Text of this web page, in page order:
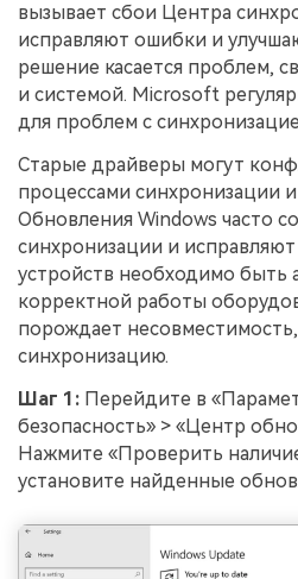
вызывает сбои Центра
исправляют ошибки и
решение касается проблем,
и системой. Microsoft
для проблем с
Старые драйверы могут
процессами синхронизации
Обновления Windows часто
синхронизации и
устройств необходимо быть
корректной работы
порождает
синхронизацию.
Шаг 1: Перейдите в
безопасность» > «Центр
Нажмите «Проверить
установите найденные